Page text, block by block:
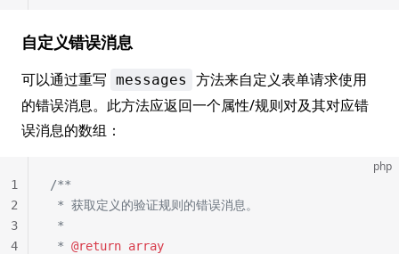
自定义错误消息
可以通过重写 messages
方法来自定义表单请求使用
的错误消息。此方法应返回一个属性/规则对及其对应错
误消息的数组：
php
/**
* 获取定义的验证规则的错误消息。
*
* @return array
1
2
3
4